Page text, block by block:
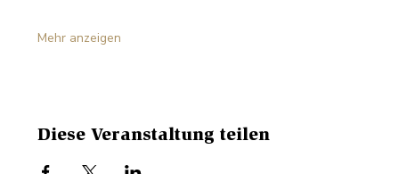
Mehr anzeigen
Diese Veranstaltung teilen